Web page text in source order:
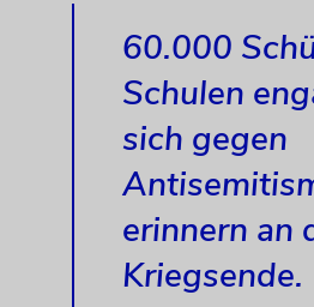
60.000
Schulen
sich gegen
erinnern an
Kriegsende.